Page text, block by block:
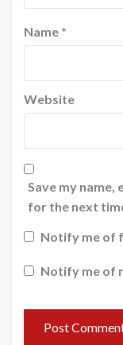
Name *
Website
Save my name,
for the next
Notify me of
Notify me of